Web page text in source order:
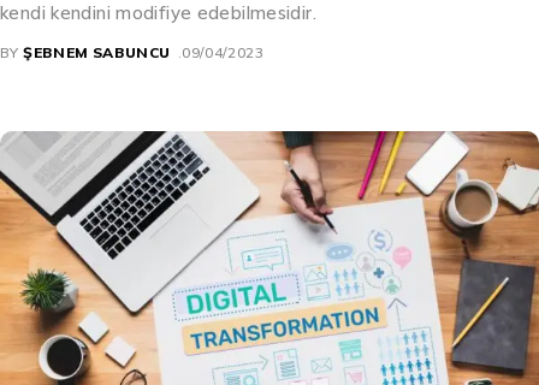
kendi kendini modifiye edebilmesidir.
BY ŞEBNEM SABUNCU 09/04/2023